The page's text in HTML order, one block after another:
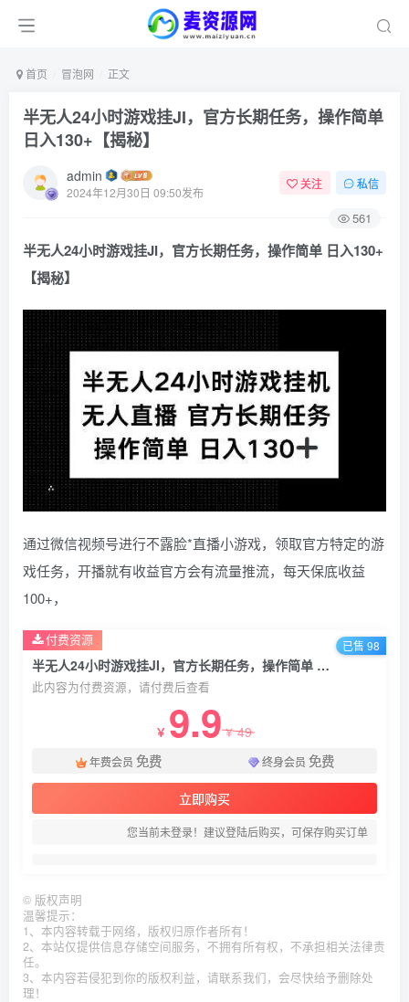
首页 冒泡网 正文
半无人24小时游戏挂JI，官方长期任务，操作简单
日入130+【揭秘】
admin
2024年12月30日 09:50发布
关注 私信
561
半无人24小时游戏挂JI，官方长期任务，操作简单 日入130+
【揭秘】
通过微信视频号进行不露脸*直播小游戏，领取官方特定的游
戏任务，开播就有收益官方会有流量推流，每天保底收益
100+，
半无人24小时游戏挂JI，官方长期任务，操作简单 日入130+【揭秘】
此内容为付费资源，请付费后查看
￥ 9.9￥49
年费会员 免费 终身会员 免费
立即购买
您当前未登录！建议登陆后购买，可保存购买订单
付费资源 已售 98
© 版权声明
温馨提示：
1、本内容转载于网络，版权归原作者所有！
2、本站仅提供信息存储空间服务，不拥有所有权，不承担相关法律责
任。
3、本内容若侵犯到你的版权利益，请联系我们，会尽快给予删除处
理！